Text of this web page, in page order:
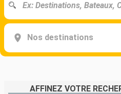
Nos destinations
AFFINEZ VOTRE